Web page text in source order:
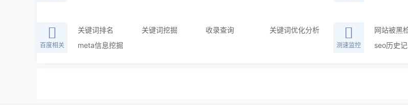
百度相关
关键词排名 关键词挖掘 收录查询
关键词优化分析
meta信息挖掘
测速监控
网站被黑
seo历史